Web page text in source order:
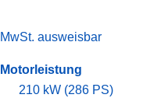
MwSt. ausweisbar
Motorleistung
210 kW (286 PS)